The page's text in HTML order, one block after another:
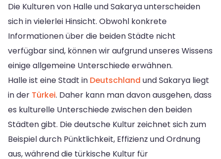
Die Kulturen von Halle und Sakarya unterscheiden
sich in vielerlei Hinsicht. Obwohl konkrete
Informationen über die beiden Städte nicht
verfügbar sind, können wir aufgrund unseres Wissens
einige allgemeine Unterschiede erwähnen.
Halle ist eine Stadt in Deutschland und Sakarya liegt
in der Türkei. Daher kann man davon ausgehen, dass
es kulturelle Unterschiede zwischen den beiden
Städten gibt. Die deutsche Kultur zeichnet sich zum
Beispiel durch Pünktlichkeit, Effizienz und Ordnung
aus, während die türkische Kultur für